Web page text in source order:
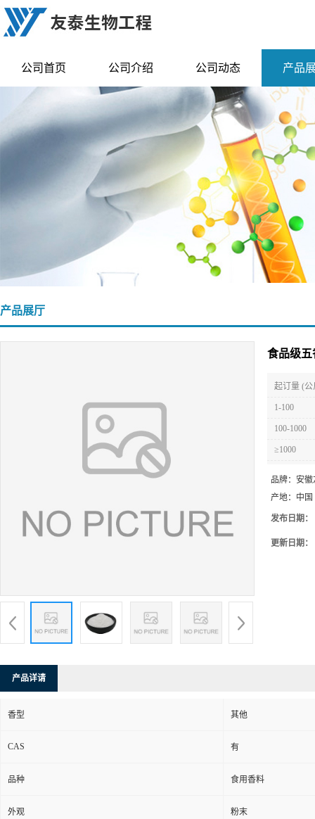
公司首页 公司介绍 公司动态 产品
产品展厅
食品级五
起订量 (公
1-100
100-1000
≥1000
品牌： 安徽
产地： 中国
发布日期：
更新日期：
产品详请
香型 其他
CAS 有
品种 食用香料
外观 粉末